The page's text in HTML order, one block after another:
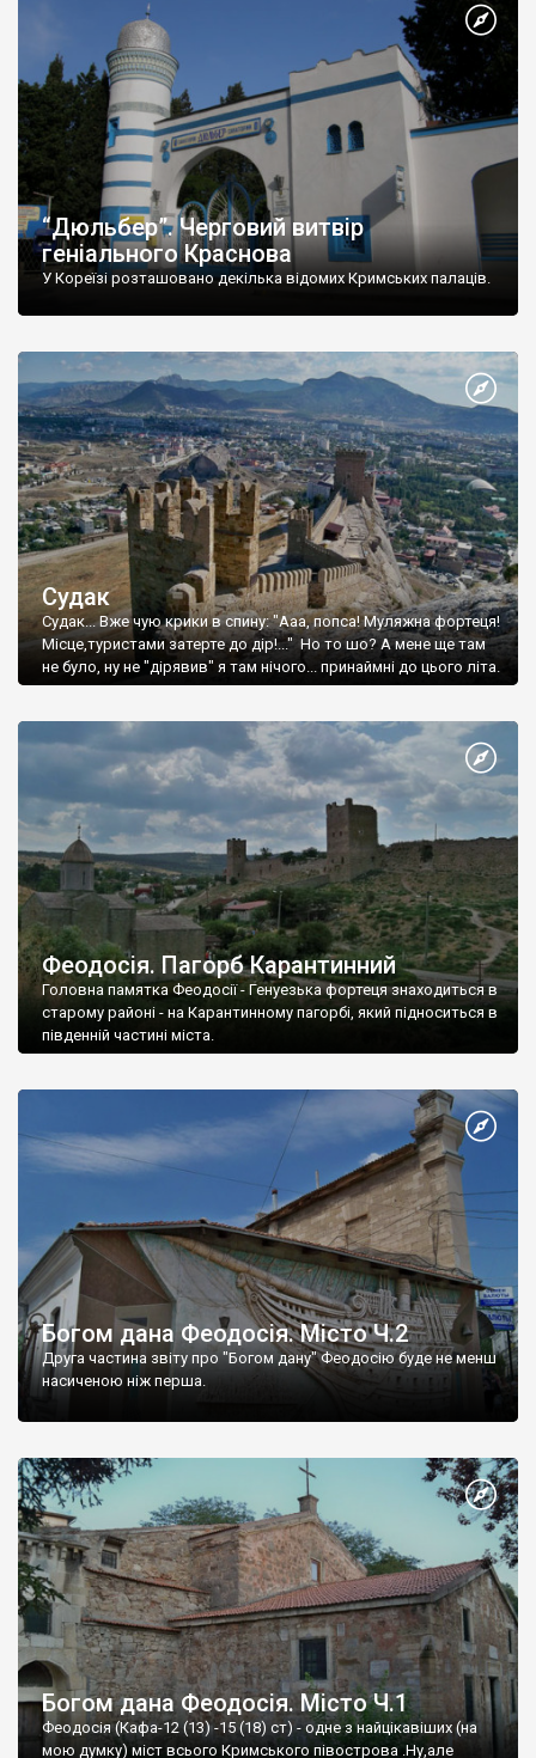
“Дюльбер”. Черговий витвір
геніального Краснова
У Кореїзі розташовано декілька відомих Кримських палаців.
Судак
Судак... Вже чую крики в спину: "Ааа, попса! Муляжна фортеця!
Місце,туристами затерте до дір!..." Но то шо? А мене ще там
не було, ну не "дірявив" я там нічого... принаймні до цього літа.
Феодосія. Пагорб Карантинний
Головна памятка Феодосії - Генуезька фортеця знаходиться в
старому районі - на Карантинному пагорбі, який підноситься в
південній частині міста.
Богом дана Феодосія. Місто Ч.2
Друга частина звіту про "Богом дану" Феодосію буде не менш
насиченою ніж перша.
Богом дана Феодосія. Місто Ч.1
Феодосія (Кафа-12 (13) -15 (18) ст) - одне з найцікавіших (на
мою думку) міст всього Кримського півострова .Ну,але